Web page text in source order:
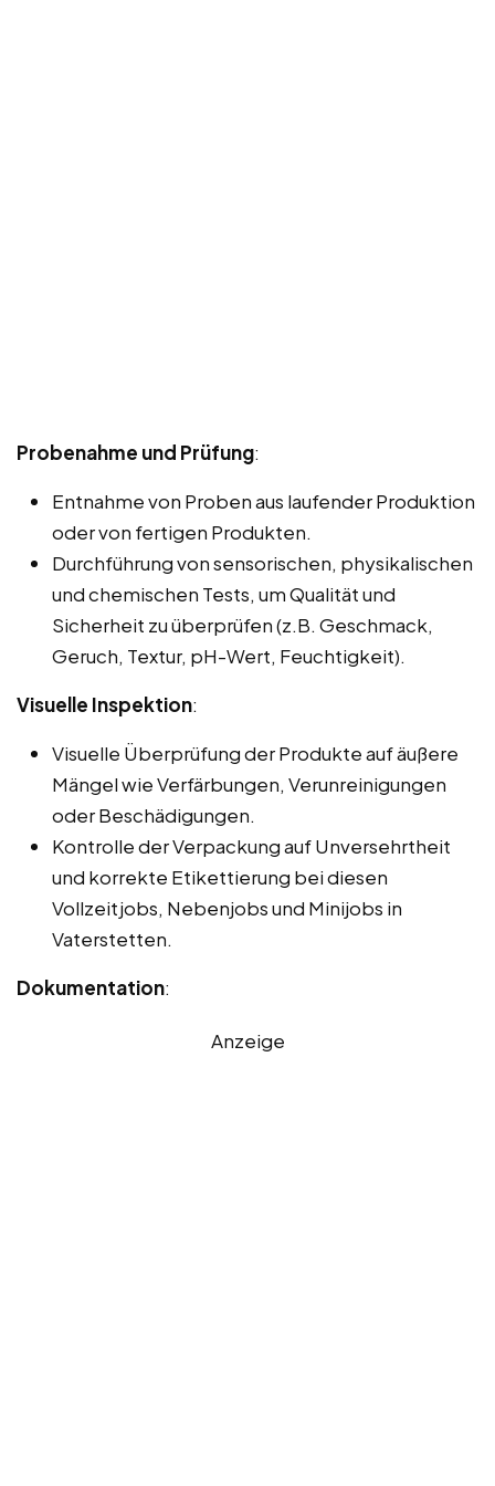
Probenahme und Prüfung:
Entnahme von Proben aus laufender Produktion
oder von fertigen Produkten.
Durchführung von sensorischen, physikalischen
und chemischen Tests, um Qualität und
Sicherheit zu überprüfen (z.B. Geschmack,
Geruch, Textur, pH-Wert, Feuchtigkeit).
Visuelle Inspektion:
Visuelle Überprüfung der Produkte auf äußere
Mängel wie Verfärbungen, Verunreinigungen
oder Beschädigungen.
Kontrolle der Verpackung auf Unversehrtheit
und korrekte Etikettierung bei diesen
Vollzeitjobs, Nebenjobs und Minijobs in
Vaterstetten.
Dokumentation:
Anzeige